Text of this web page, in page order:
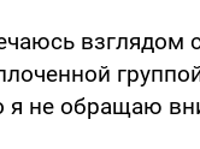
взглядом
я не обращаю